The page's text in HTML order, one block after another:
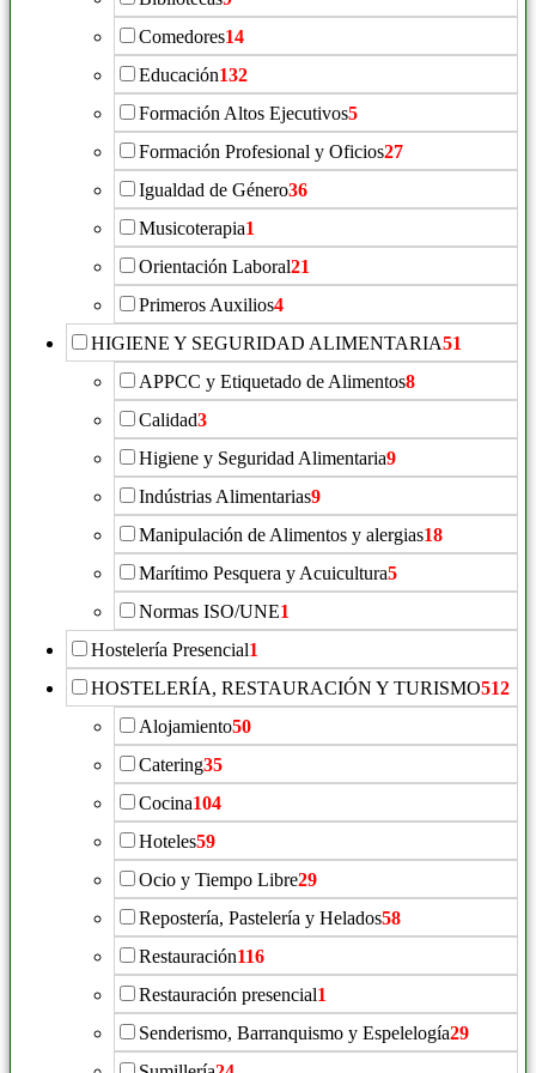
Comedores14
Educación132
Formación Altos Ejecutivos5
Formación Profesional y Oficios27
Igualdad de Género36
Musicoterapia1
Orientación Laboral21
Primeros Auxilios4
HIGIENE Y SEGURIDAD ALIMENTARIA51
APPCC y Etiquetado de Alimentos8
Calidad3
Higiene y Seguridad Alimentaria9
Indústrias Alimentarias9
Manipulación de Alimentos y alergias18
Marítimo Pesquera y Acuicultura5
Normas ISO/UNE1
Hostelería Presencial1
HOSTELERÍA, RESTAURACIÓN Y TURISMO512
Alojamiento50
Catering35
Cocina104
Hoteles59
Ocio y Tiempo Libre29
Repostería, Pastelería y Helados58
Restauración116
Restauración presencial1
Senderismo, Barranquismo y Espelelogía29